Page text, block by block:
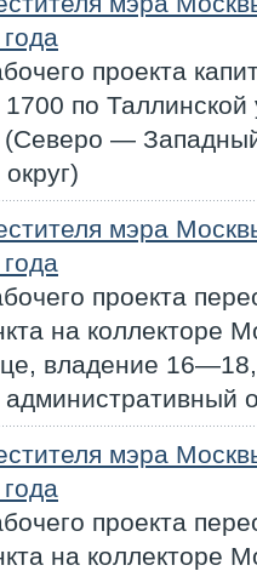
проекта
по
(Северо —
мэра
проекта
на коллекторе
владение
мэра
проекта
на коллекторе